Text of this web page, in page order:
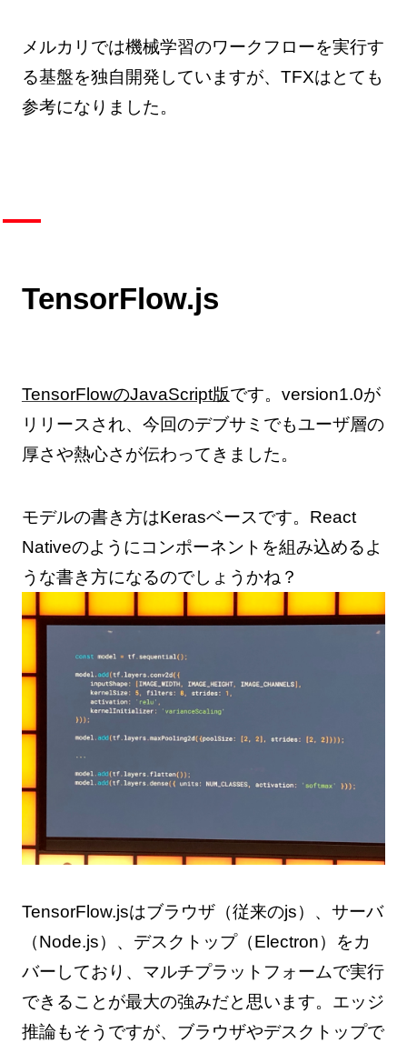
メルカリでは機械学習のワークフローを実行す
る基盤を独自開発していますが、TFXはとても
参考になりました。
TensorFlow.js
TensorFlowのJavaScript版です。version1.0が
リリースされ、今回のデブサミでもユーザ層の
厚さや熱心さが伝わってきました。
モデルの書き方はKerasベースです。React
Nativeのようにコンポーネントを組み込めるよ
うな書き方になるのでしょうかね？
TensorFlow.jsはブラウザ（従来のjs）、サーバ
（Node.js）、デスクトップ（Electron）をカ
バーしており、マルチプラットフォームで実行
できることが最大の強みだと思います。エッジ
推論もそうですが、ブラウザやデスクトップで